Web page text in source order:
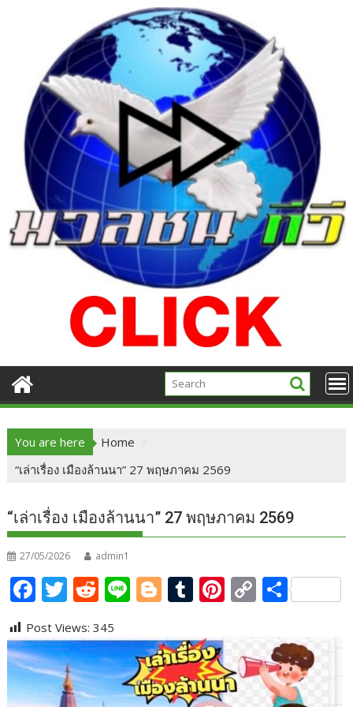
You are here
Home
“เล่าเรื่อง เมืองล้านนา” 27 พฤษภาคม 2569
“เล่าเรื่อง เมืองล้านนา” 27 พฤษภาคม 2569
27/05/2026 admin1
F
e
b
o
T
itt
er
R
d
di
t
Li
e
Bl
g
g
er
T
m
bl
r
Pi
er
e
st
C
y
Li
S
ar
e
Post Views: 345